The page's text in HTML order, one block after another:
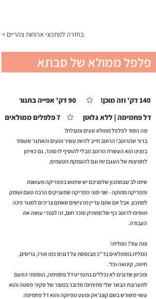
< בחזרה למתכוני ארוחות צהריים
פלפל ממולא של סבתא
140 דק' וזה מוכן!
דל פחמימה | ללא גלוטן
7 פלפלים ממולאים
90 דק' אפייה בתנור
מה הסוד לפלפל ממולא טעים ומוצלח?
ברור שהרוטב! הרוטב חייב להיות עשיר וטעים והאתגר שעומד
בפנינו הוא העשרת הרוטב מבלי להוסיף לו סוכר, גם כאיזון
לחמיצות של העגבניות וגם להעמקת הטעמים.
שימו לב שבמתכון שלפניכם יש שימוש בפפריקה מעושנת
ופפריקה מתוקה - שני סוגי פפריקה שמעניקים הרבה טעם ועומק
למתכון. אבל אם אתם עדיין מרגישים שאתם צריכים לסגור פינה
תוסיפו לרוטב כף של ממתיק סוכר חום, זה לגמרי עושה את
העבודה.
ומה עוד? המלית!
המלית בממולאים בד"כ מבוססת על דגנים כמו אורז, גריסים,
חיטה, קינואה וכד'.
ומכיוון שדגנים לא נכללים בתפריט דל פחמימה, הוספתי הפעם
לתערובת הבשר שלי פתיתים! מדובר במוצר של סקיני פסטה והוא
עשוי משורש בשם קונג'אק ומעט טפיוקה והוא דל פחמימה